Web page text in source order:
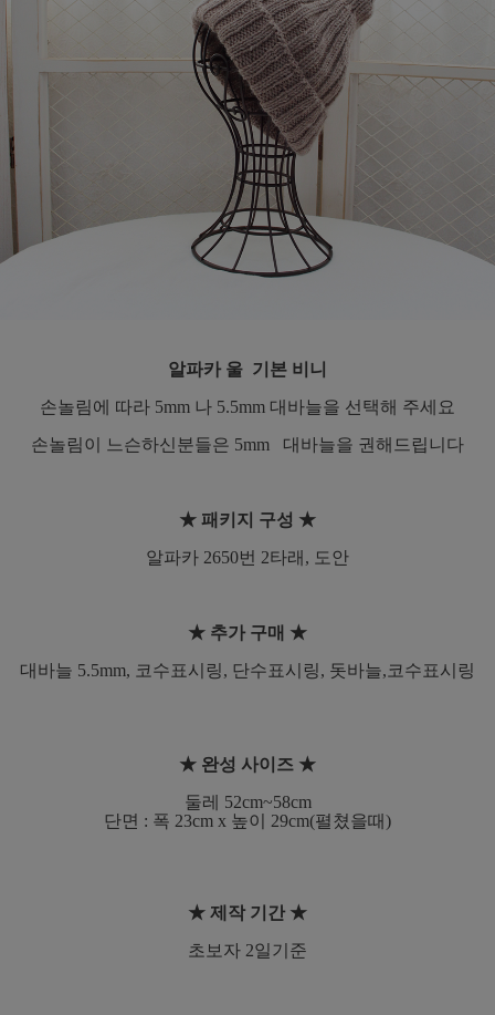
알파카 울 기본 비니
손놀림에 따라 5mm 나 5.5mm 대바늘을 선택해 주세요
손놀림이 느슨하신분들은 5mm 대바늘을 권해드립니다
★ 패키지 구성 ★
알파카 2650번 2타래, 도안
★ 추가 구매 ★
대바늘 5.5mm, 코수표시링, 단수표시링, 돗바늘,코수표시링
★ 완성 사이즈 ★
둘레 52cm~58cm
단면 : 폭 23cm x 높이 29cm(펼쳤을때)
★ 제작 기간 ★
초보자 2일기준